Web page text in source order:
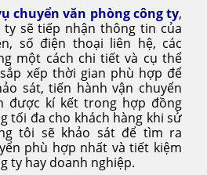
chuyển văn phòng công ty,
ty sẽ tiếp nhận thông tin của
số điện thoại liên hệ, các
một cách chi tiết và cụ thể
xếp thời gian phù hợp để
sát, tiến hành vận chuyển
được kí kết trong hợp đồng
tối đa cho khách hàng khi sử
tôi sẽ khảo sát để tìm ra
phù hợp nhất và tiết kiệm
ty hay doanh nghiệp.